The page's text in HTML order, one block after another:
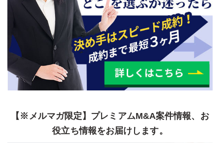
【※メルマガ限定】プレミアムM&A案件情報、お
役立ち情報をお届けします。